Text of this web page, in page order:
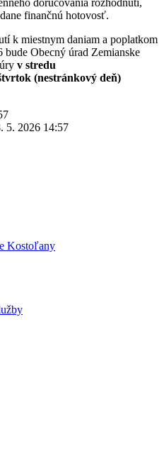
finančnú hotovosť.
k miestnym daniam a poplatkom
Obecný úrad Zemianske
v stredu
(nestránkový deň)
5. 2026 14:57
Kostoľany